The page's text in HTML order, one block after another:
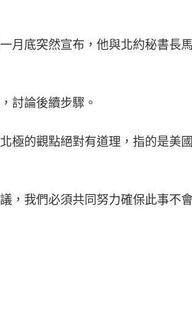
月底突然宣布，他與北約秘書長
討論後續步驟。
極的觀點絕對有道理，指的是美
，我們必須共同努力確保此事不